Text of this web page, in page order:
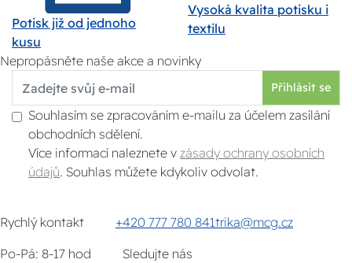
Potisk již od jednoho
kusu
Vysoká kvalita potisku i
textilu
Nepropásněte naše akce a novinky
Přihlásit se
Souhlasím se zpracováním e-mailu za účelem zasílání
obchodních sdělení.
Více informací naleznete v zásady ochrany osobních
údajů . Souhlas můžete kdykoliv odvolat.
Rychlý kontakt +420 777 780 841trika@mcg.cz
Po-Pá: 8-17 hod
Sledujte nás